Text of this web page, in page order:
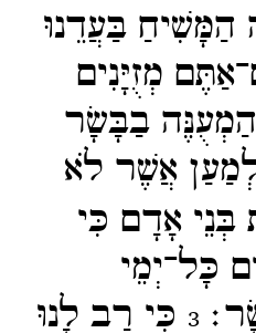
הַמָּשִׁיחַ בַּעֲדֵנוּ
מְזֻיָּנִים
בַבָּשָׂר
אֲשֶׁר לֹא
בְּנֵי אָדָם כִּי
כָּל־​יְמֵי
3 כִּי רַב לָנוּ